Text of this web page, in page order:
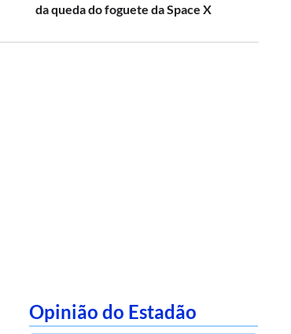
da queda do foguete da Space X
Opinião do Estadão